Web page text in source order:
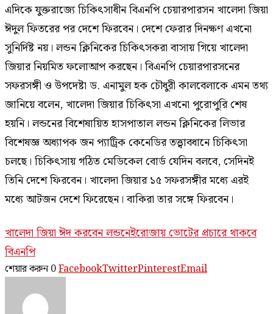
এদিকে যুক্তরাজ্যে চিকিৎসাধীন বিএনপি চেয়ারপারসন খালেদা জিয়া
ঈদুল ফিতরের পর দেশে ফিরবেন। দেশে ফেরার দিনক্ষণ এখনো
সুনির্দিষ্ট নয়। লন্ডন ক্লিনিকের চিকিৎসকরা বাসায় গিয়ে খালেদা
জিয়ার নিয়মিত ফলোআপ করছেন। বিএনপি চেয়ারপারসনের
সফরসঙ্গী ও উপদেষ্টা ড. এনামুল হক চৌধুরী কালবেলাকে এমন তথ্য
জানিয়ে বলেন, খালেদা জিয়ার চিকিৎসা এখনো পুরোপুরি শেষ
হয়নি। লন্ডনের বিশেষায়িত হাসপাতাল লন্ডন ক্লিনিকের লিভার
বিশেষজ্ঞ অধ্যাপক জন প্যাট্রিক কেনেডির তত্ত্বাবধানে চিকিৎসা
চলছে। চিকিৎসায় গঠিত মেডিকেল বোর্ড যেদিন বলবে, সেদিনই
তিনি দেশে ফিরবেন। খালেদা জিয়ার ১৫ সফরসঙ্গীর মধ্যে এরই
মধ্যে আটজন দেশে ফিরেছেন। বাকিরা তার সঙ্গে ফিরবেন।
খালেদা জিয়া ঈদ করবেন লন্ডনেইরোজায় ভোটের প্রচারে থাকবে
বিএনপি
শেয়ার করুন 0FacebookTwitterPinterestEmail